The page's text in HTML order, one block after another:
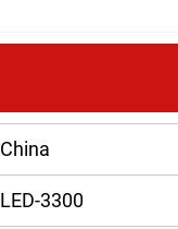
China
LED-3300